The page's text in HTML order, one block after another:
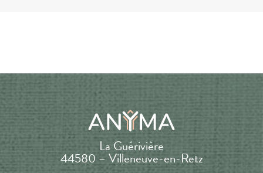
La Guérivière
44580 – Villeneuve-en-Retz